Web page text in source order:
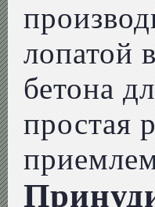
лопатой
бетона
простая